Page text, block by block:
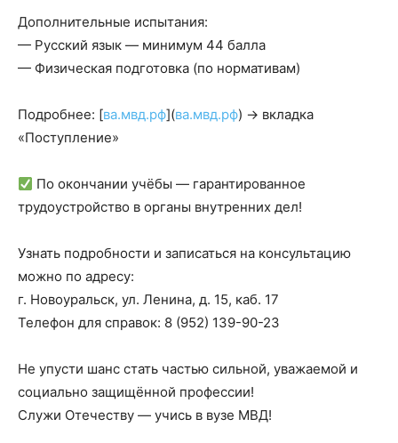
Дополнительные испытания:
— Русский язык — минимум 44 балла
— Физическая подготовка (по нормативам)
Подробнее: [ва.мвд.рф](ва.мвд.рф) → вкладка
«Поступление»
По окончании учёбы — гарантированное
трудоустройство в органы внутренних дел!
Узнать подробности и записаться на консультацию
можно по адресу:
г. Новоуральск, ул. Ленина, д. 15, каб. 17
Телефон для справок: 8 (952) 139-90-23
Не упусти шанс стать частью сильной, уважаемой и
социально защищённой профессии!
Служи Отечеству — учись в вузе МВД!